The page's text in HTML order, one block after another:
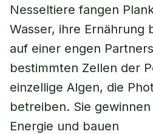
Nesseltiere fangen
Wasser, ihre Ernährung
auf einer engen
bestimmten Zellen der
einzellige Algen, die
betreiben. Sie
Energie und bauen